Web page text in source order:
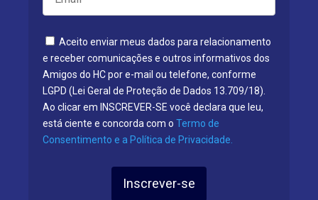
Aceito enviar meus dados para relacionamento
e receber comunicações e outros informativos dos
Amigos do HC por e-mail ou telefone, conforme
LGPD (Lei Geral de Proteção de Dados 13.709/18).
Ao clicar em INSCREVER-SE você declara que leu,
está ciente e concorda com o Termo de
Consentimento e a Política de Privacidade.
Inscrever-se